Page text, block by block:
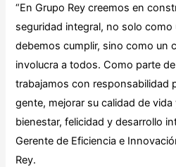
“En Grupo Rey creemos en
seguridad integral, no solo
debemos cumplir, sino como un
involucra a todos. Como parte
trabajamos con responsabilidad
gente, mejorar su calidad de
bienestar, felicidad y desarrollo
Gerente de Eficiencia e
Rey.